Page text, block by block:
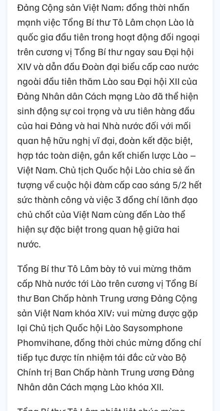
Đảng Cộng sản Việt Nam; đồng thời nhấn
mạnh việc Tổng Bí thư Tô Lâm chọn Lào là
quốc gia đầu tiên trong hoạt động đối ngoại
trên cương vị Tổng Bí thư ngay sau Đại hội
XIV và dẫn đầu Đoàn đại biểu cấp cao nước
ngoài đầu tiên thăm Lào sau Đại hội XII của
Đảng Nhân dân Cách mạng Lào đã thể hiện
sinh động sự coi trọng và ưu tiên hàng đầu
của hai Đảng và hai Nhà nước đối với mối
quan hệ hữu nghị vĩ đại, đoàn kết đặc biệt,
hợp tác toàn diện, gắn kết chiến lược Lào –
Việt Nam. Chủ tịch Quốc hội Lào chia sẻ ấn
tượng về cuộc hội đàm cấp cao sáng 5/2 hết
sức thành công và việc 3 đồng chí lãnh đạo
chủ chốt của Việt Nam cùng đến Lào thể
hiện sự đặc biệt trong quan hệ giữa hai
nước.
Tổng Bí thư Tô Lâm bày tỏ vui mừng thăm
cấp Nhà nước tới Lào trên cương vị Tổng Bí
thư Ban Chấp hành Trung ương Đảng Cộng
sản Việt Nam khóa XIV; vui mừng được gặp
lại Chủ tịch Quốc hội Lào Saysomphone
Phomvihane, đồng thời chúc mừng đồng chí
tiếp tục được tín nhiệm tái đắc cử vào Bộ
Chính trị Ban Chấp hành Trung ương Đảng
Nhân dân Cách mạng Lào khóa XII.